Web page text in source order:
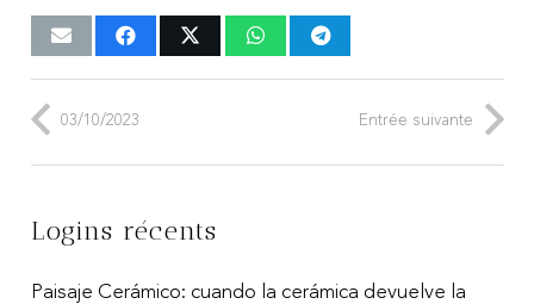
03/10/2023 Entrée suivante
Logins récents
Paisaje Cerámico: cuando la cerámica devuelve la